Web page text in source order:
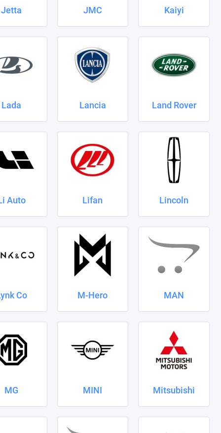
Jetta JMC Kaiyi
Lada Lancia Land Rover
Auto Lifan Lincoln
Co M-Hero MAN
MG MINI Mitsubishi